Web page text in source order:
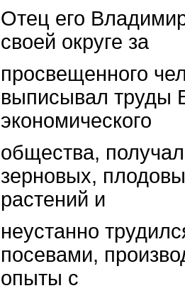
Отец его
своей округе за
просвещенного
выписывал труды
экономического
общества,
зерновых,
растений и
неустанно
посевами,
опыты с